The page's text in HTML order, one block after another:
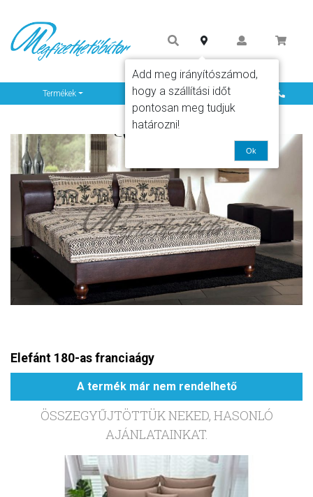
Termékek Info
Elefánt 180-as franciaágy
A termék már nem rendelhető
ÖSSZEGYŰJTÖTTÜK NEKED, HASONLÓ
AJÁNLATAINKAT.
Add meg irányítószámod,
hogy a szállítási időt
pontosan meg tudjuk
határozni!
Ok